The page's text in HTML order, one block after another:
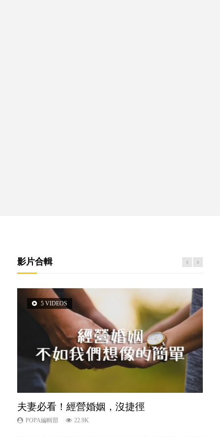
影片合輯
5 VIDEOS
夫妻必看！經營婚姻，沒捷徑
POPA編輯部 22.9K
3 VIDEOS
內向孩子的特質，你懂嗎？
POPA編輯部 10K
14 VIDEOS
新手父母不用怕
POPA編輯部 16.3K
2 VIDEOS
想孩子學好外語，點做好？
POPA編輯部 9.9K
6 VIDEOS
孩子能力天注定？
POPA編輯部 7.9K